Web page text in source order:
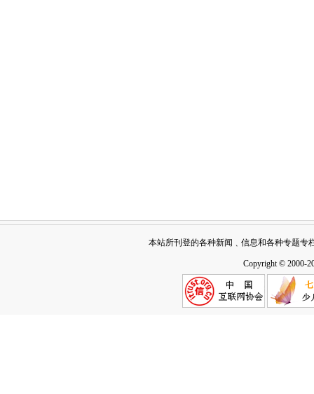
本站所刊登的各种新闻﹑信息和各种专题专
Copyright © 2000-